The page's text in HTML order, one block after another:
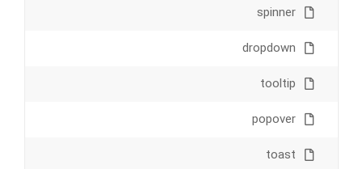
spinner
dropdown
tooltip
popover
toast